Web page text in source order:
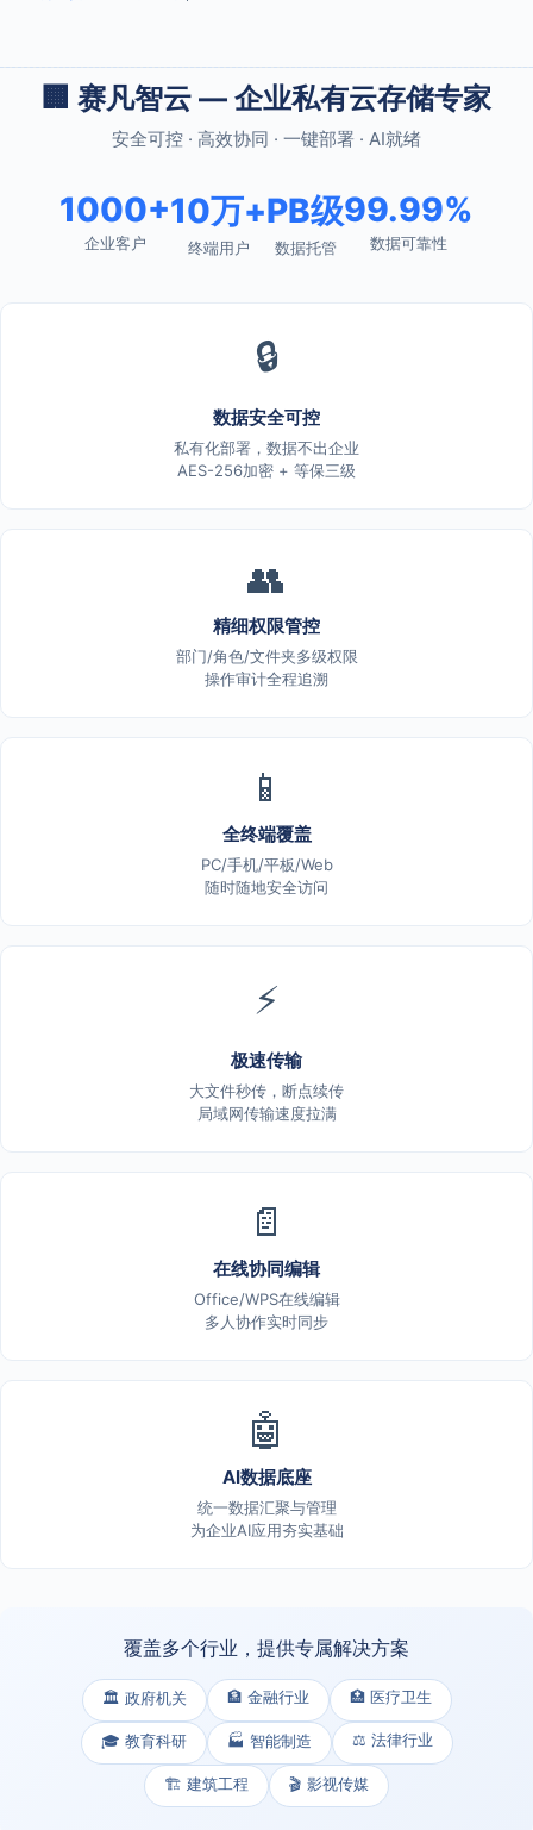
🏢 赛凡智云 — 企业私有云存储专家
安全可控 · 高效协同 · 一键部署 · AI就绪
1000+
企业客户
10万+
终端用户
PB级
数据托管
99.99%
数据可靠性
🔒
数据安全可控
私有化部署，数据不出企业
AES-256加密 + 等保三级
👥
精细权限管控
部门/角色/文件夹多级权限
操作审计全程追溯
📱
全终端覆盖
PC/手机/平板/Web
随时随地安全访问
⚡
极速传输
大文件秒传，断点续传
局域网传输速度拉满
📄
在线协同编辑
Office/WPS在线编辑
多人协作实时同步
🤖
AI数据底座
统一数据汇聚与管理
为企业AI应用夯实基础
覆盖多个行业，提供专属解决方案
🏛️ 政府机关 🏦 金融行业 🏥 医疗卫生
🎓 教育科研 🏭 智能制造 ⚖️ 法律行业
🏗️ 建筑工程 🎬 影视传媒